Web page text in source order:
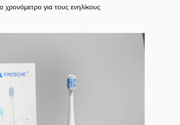
για τους ενηλίκους